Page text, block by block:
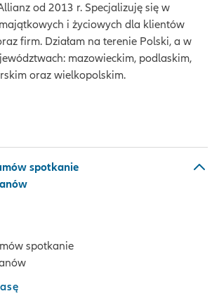
od 2013 r. Specjalizuję się w
i życiowych dla klientów
firm. Działam na terenie Polski, a w
mazowieckim, podlaskim,
oraz wielkopolskim.
spotkanie
spotkanie